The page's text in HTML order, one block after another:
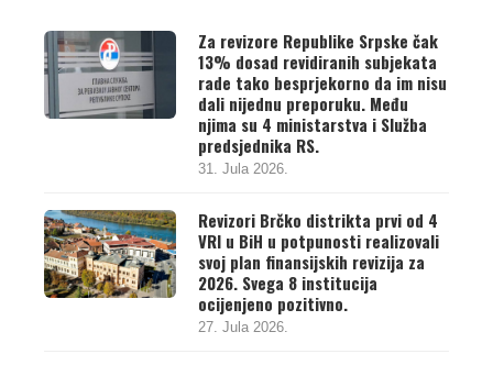
Za revizore Republike Srpske čak
13% dosad revidiranih subjekata
rade tako besprjekorno da im nisu
dali nijednu preporuku. Među
njima su 4 ministarstva i Služba
predsjednika RS.
31. Jula 2026.
Revizori Brčko distrikta prvi od 4
VRI u BiH u potpunosti realizovali
svoj plan finansijskih revizija za
2026. Svega 8 institucija
ocijenjeno pozitivno.
27. Jula 2026.